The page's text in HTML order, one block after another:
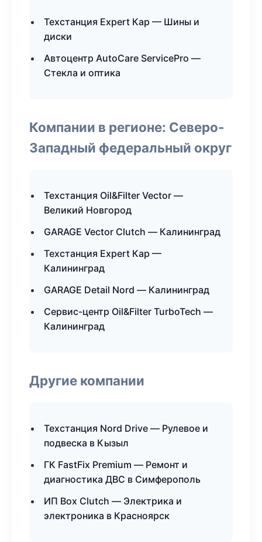
Техстанция Expert Кар — Шины и
диски
Автоцентр AutoCare ServicePro —
Стекла и оптика
Компании в регионе: Северо-
Западный федеральный округ
Техстанция Oil&Filter Vector —
Великий Новгород
GARAGE Vector Clutch — Калининград
Техстанция Expert Кар —
Калининград
GARAGE Detail Nord — Калининград
Сервис-центр Oil&Filter TurboTech —
Калининград
Другие компании
Техстанция Nord Drive — Рулевое и
подвеска в Кызыл
ГК FastFix Premium — Ремонт и
диагностика ДВС в Симферополь
ИП Box Clutch — Электрика и
электроника в Красноярск